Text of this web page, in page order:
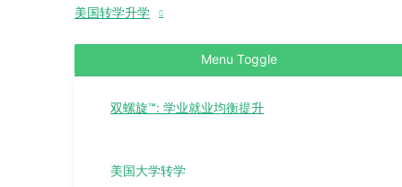
美国转学升学
Menu Toggle
双螺旋™: 学业就业均衡提升
美国大学转学